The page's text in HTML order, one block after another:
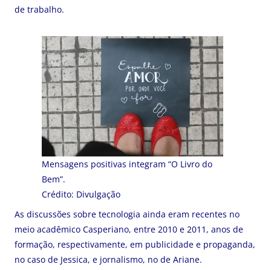
de trabalho.
Mensagens positivas integram “O Livro do
Bem”.
Crédito: Divulgação
As discussões sobre tecnologia ainda eram recentes no
meio acadêmico Casperiano, entre 2010 e 2011, anos de
formação, respectivamente, em publicidade e propaganda,
no caso de Jessica, e jornalismo, no de Ariane.